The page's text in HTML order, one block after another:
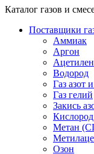
Каталог газов и
Поставщики
Аммиак
Аргон
Ацетилен
Водород
Газ азот
Газ гелий
Закись
Кислород
Метан
Озон